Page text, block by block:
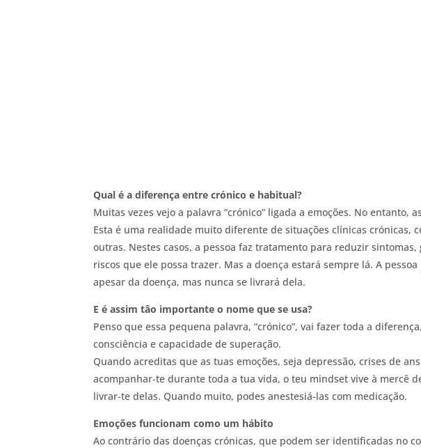
Qual é a diferença entre crónico e habitual?
Muitas vezes vejo a palavra “crónico” ligada a emoções. No entanto,
Esta é uma realidade muito diferente de situações clínicas crónicas,
outras. Nestes casos, a pessoa faz tratamento para reduzir
riscos que ele possa trazer. Mas a doença estará sempre lá. A
apesar da doença, mas nunca se livrará dela.
E é assim tão importante o nome que se usa?
Penso que essa pequena palavra, “crónico”, vai fazer toda a
consciência e capacidade de superação.
Quando acreditas que as tuas emoções, seja depressão, crises de
acompanhar-te durante toda a tua vida, o teu mindset vive à mercê
livrar-te delas. Quando muito, podes anestesiá-las com medicação.
Emoções funcionam como um hábito
Ao contrário das doenças crónicas, que podem ser identificadas no